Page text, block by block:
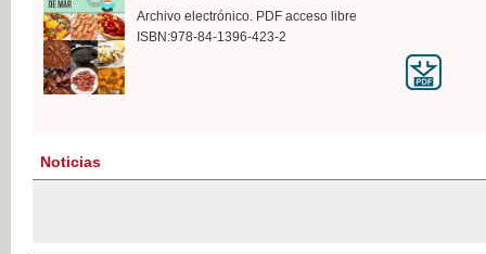
Archivo electrónico. PDF acceso libre
ISBN:978-84-1396-423-2
Noticias